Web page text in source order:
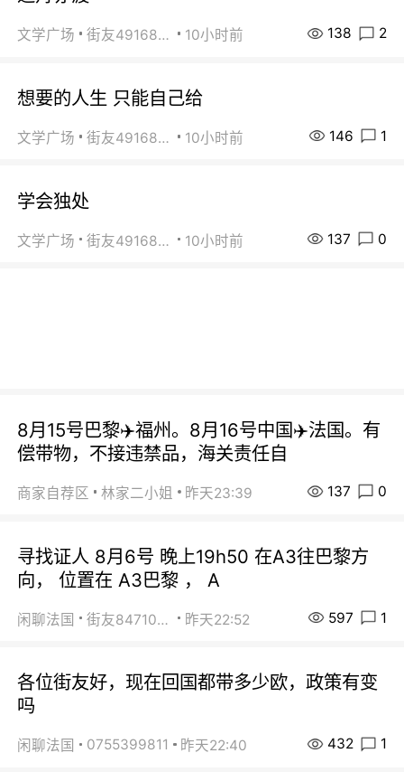
文学广场 街友49168527 10小时前 138 2
想要的人生 只能自己给
文学广场 街友49168527 10小时前 146 1
学会独处
文学广场 街友49168527 10小时前 137 0
8月15号巴黎✈️福州。8月16号中国✈️法国。有
偿带物，不接违禁品，海关责任自
商家自荐区 林家二小姐 昨天23:39 137 0
寻找证人 8月6号 晚上19h50 在A3往巴黎方
向， 位置在 A3巴黎 ， A
闲聊法国 街友84710671 昨天22:52 597 1
各位街友好，现在回国都带多少欧，政策有变
吗
闲聊法国 0755399811 昨天22:40 432 1